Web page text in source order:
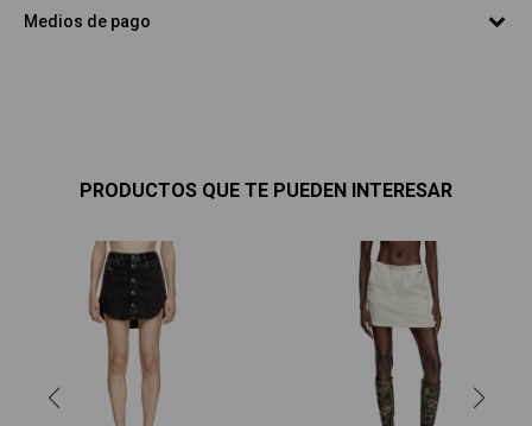
Medios de pago
PRODUCTOS QUE TE PUEDEN INTERESAR